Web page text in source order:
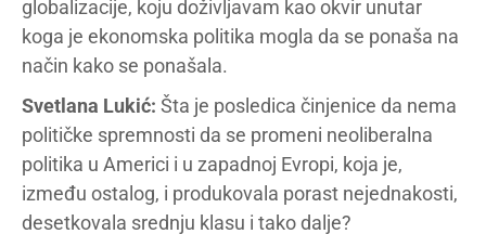
globalizacije, koju doživljavam kao okvir unutar
koga je ekonomska politika mogla da se ponaša na
način kako se ponašala.
Svetlana Lukić: Šta je posledica činjenice da nema
političke spremnosti da se promeni neoliberalna
politika u Americi i u zapadnoj Evropi, koja je,
između ostalog, i produkovala porast nejednakosti,
desetkovala srednju klasu i tako dalje?